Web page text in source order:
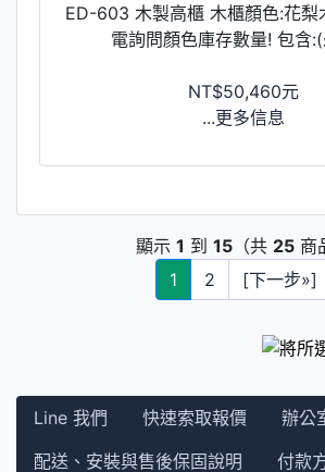
ED-603 木製高櫃 木櫃顏色:花梨
電詢問顏色庫存數量! 包含
NT$50,460元
...更多信息
顯示 1 到 15（共 25商
1
2 [下一步»]
Line 我們 快速索取報價
辦公
配送、安裝與售後保固說明
付款